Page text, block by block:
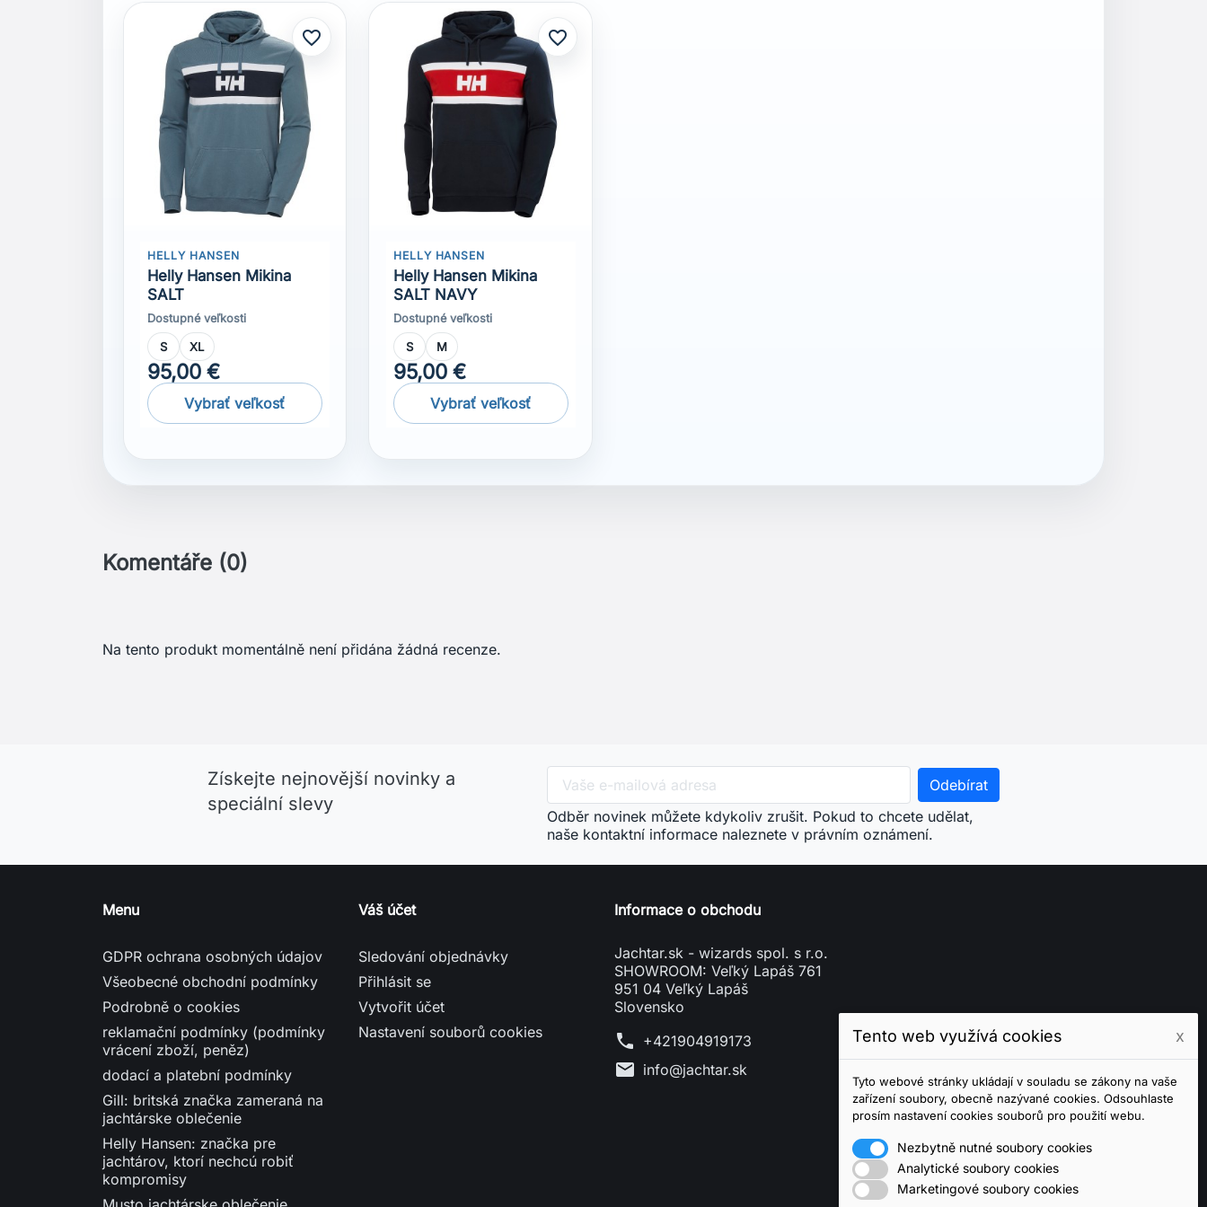
HELLY HANSEN
Helly Hansen Mikina
SALT
Dostupné veľkosti
S
95,00 €
Vybrať veľkosť
HELLY HANSEN
Helly Hansen Mikina
SALT NAVY
Dostupné veľkosti
S
95,00 €
Vybrať veľkosť
Komentáře (0)
Všeobecné obchodní podmínky
Podrobně o cookies
Gill: britská značka zameraná na
Helly Hansen: značka pre
jachtárov, ktorí nechcú robiť
kompromisy
Musto jachtárske oblečenie
Mapa stránek
Přihlásit se
SHOWROOM: Veľký Lapáš 761
951 04 Veľký Lapáš
Slovensko
phone +421904919173
Tento web využívá cookies x
Tyto webové stránky ukládají v souladu se zákony na vaše
zařízení soubory, obecně nazývané cookies. Odsouhlaste
prosím nastavení cookies souborů pro použití webu.
Nezbytně nutné soubory cookies
Analytické soubory cookies
Marketingové soubory cookies